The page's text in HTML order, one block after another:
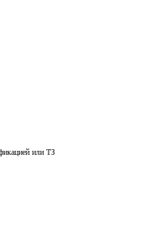
или ТЗ